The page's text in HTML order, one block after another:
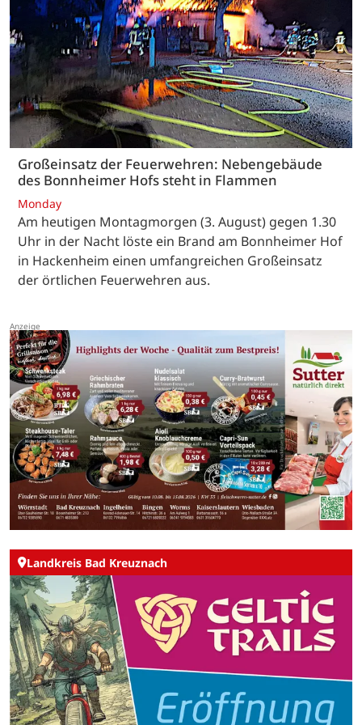
Großeinsatz der Feuerwehren: Nebengebäude
des Bonnheimer Hofs steht in Flammen
Monday
Am heutigen Montagmorgen (3. August) gegen 1.30
Uhr in der Nacht löste ein Brand am Bonnheimer Hof
in Hackenheim einen umfangreichen Großeinsatz
der örtlichen Feuerwehren aus.
Landkreis Bad Kreuznach